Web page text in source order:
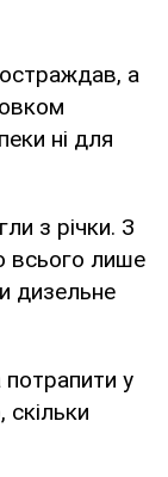
а
ні для
з річки. З
всього лише
дизельне
потрапити у